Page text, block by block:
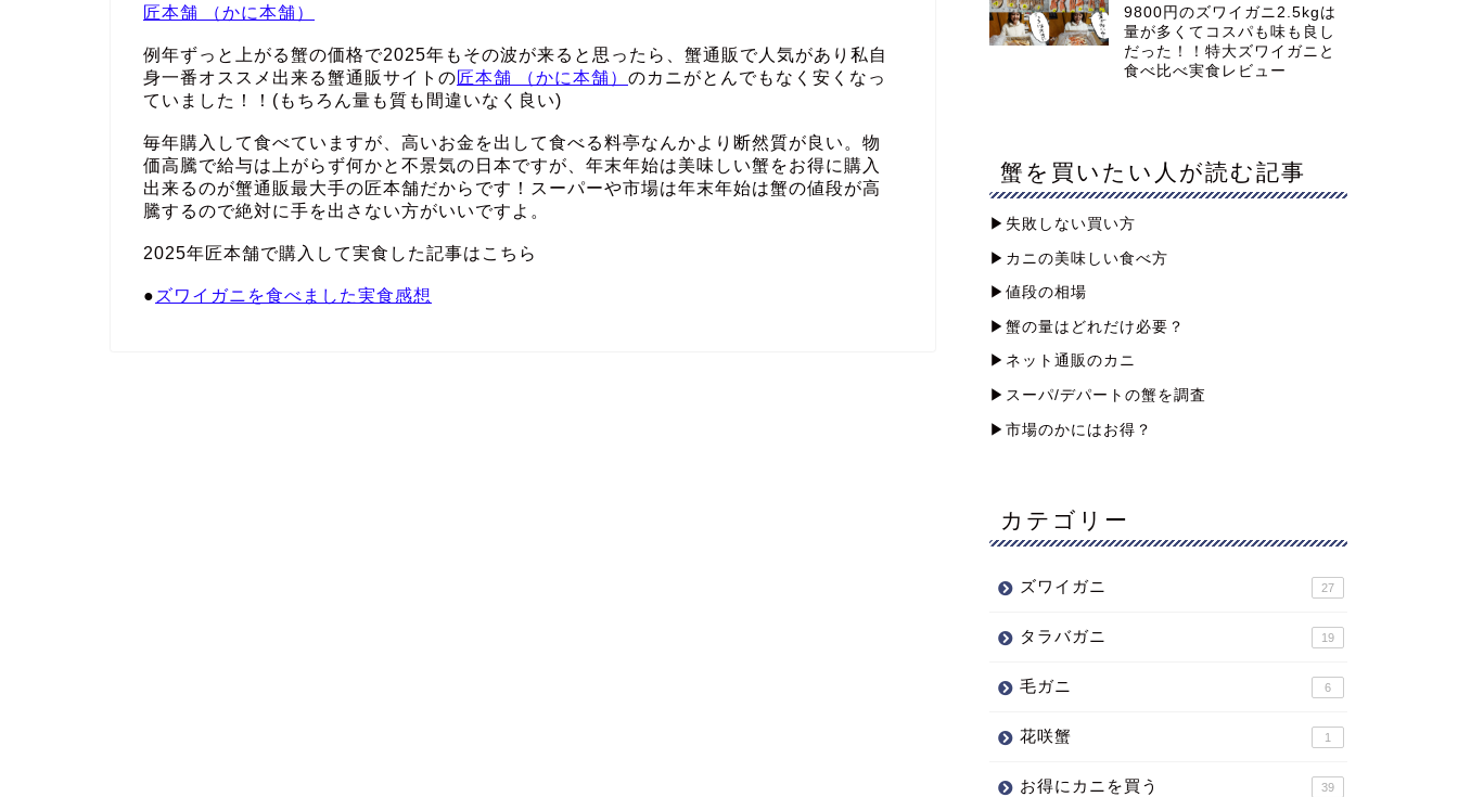
匠本舗 （かに本舗）
例年ずっと上がる蟹の価格で2025年もその波が来ると思ったら、蟹通販で人気があり私自
身一番オススメ出来る蟹通販サイトの匠本舗 （かに本舗） のカニがとんでもなく安くなっ
ていました！！(もちろん量も質も間違いなく良い)
毎年購入して食べていますが、高いお金を出して食べる料亭なんかより断然質が良い。物
価高騰で給与は上がらず何かと不景気の日本ですが、年末年始は美味しい蟹をお得に購入
出来るのが蟹通販最大手の匠本舗だからです！スーパーや市場は年末年始は蟹の値段が高
騰するので絶対に手を出さない方がいいですよ。
2025年匠本舗で購入して実食した記事はこちら
● ズワイガニを食べました実食感想
9800円のズワイガニ2.5kgは
量が多くてコスパも味も良し
だった！！特大ズワイガニと
食べ比べ実食レビュー
蟹を買いたい人が読む記事
▶︎失敗しない買い方
▶︎カニの美味しい食べ方
▶︎値段の相場
▶︎蟹の量はどれだけ必要？
▶︎ネット通販のカニ
▶︎スーパ/デパートの蟹を調査
▶︎市場のかにはお得？
カテゴリー
ズワイガニ 27
タラバガニ 19
毛ガニ 6
花咲蟹 1
お得にカニを買う 39